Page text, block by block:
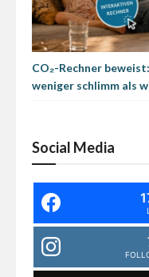
CO₂-Rechner
weniger schlimm als
Social Media